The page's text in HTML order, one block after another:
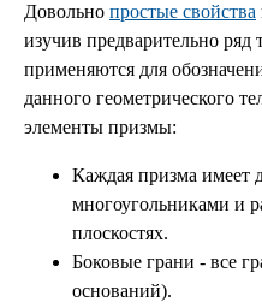
Довольно простые свойства
изучив предварительно ряд
применяются для
данного геометрического
элементы призмы:
Каждая призма имеет
многоугольниками и
плоскостях.
Боковые грани - все
оснований).